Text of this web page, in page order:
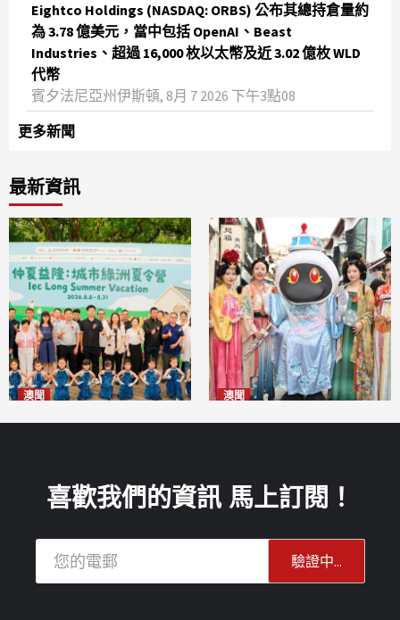
Eightco Holdings (NASDAQ: ORBS) 公布其總持倉量約
為 3.78 億美元，當中包括 OpenAI、Beast
Industries、超過 16,000 枚以太幣及近 3.02 億枚 WLD
代幣
賓夕法尼亞州伊斯頓, 8月 7 2026 下午3點08
更多新聞
最新資訊
澳聞
2026-08-09
澳聞
喜歡我們的資訊 馬上訂閱！